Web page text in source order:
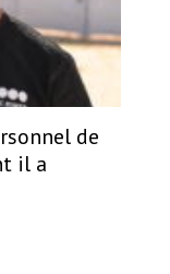
de
il a